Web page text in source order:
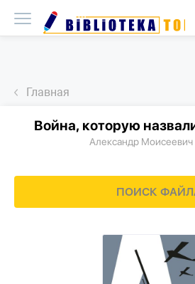
Главная
Война, которую
Александр
ПОИСК